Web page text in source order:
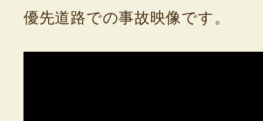
優先道路での事故映像です。